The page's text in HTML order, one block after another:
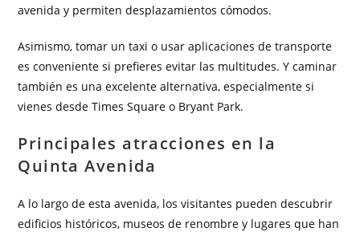
avenida y permiten desplazamientos cómodos.
Asimismo, tomar un taxi o usar aplicaciones de transporte
es conveniente si prefieres evitar las multitudes. Y caminar
también es una excelente alternativa, especialmente si
vienes desde Times Square o Bryant Park.
Principales atracciones en la
Quinta Avenida
A lo largo de esta avenida, los visitantes pueden descubrir
edificios históricos, museos de renombre y lugares que han